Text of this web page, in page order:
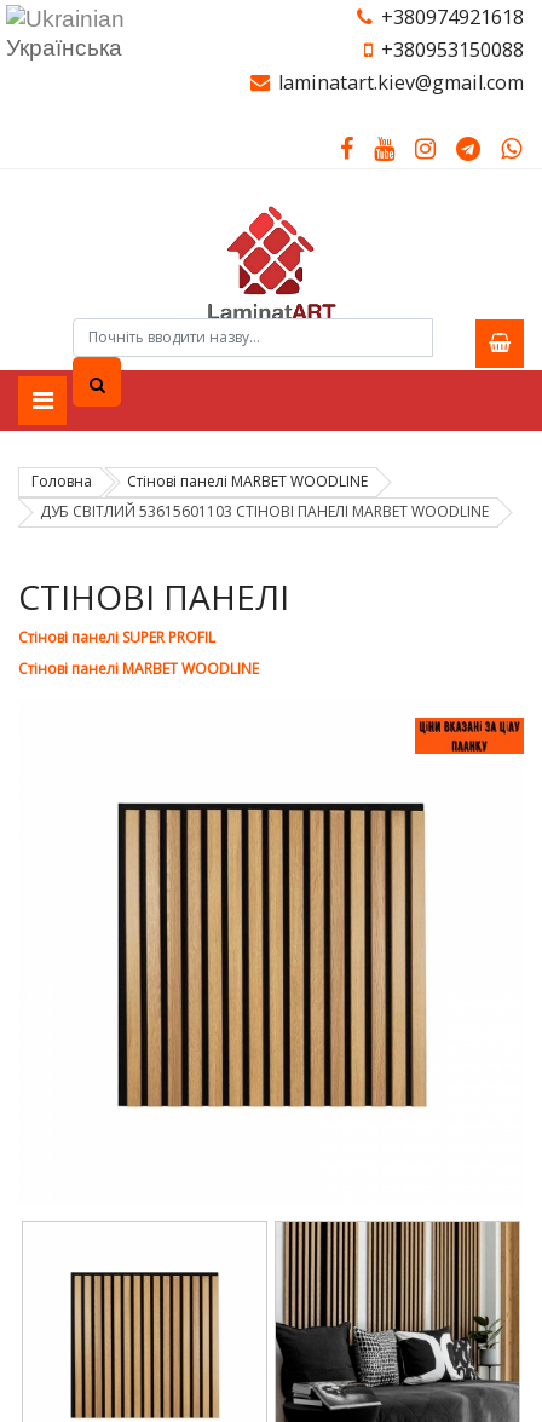
Українська
+380974921618
+380953150088
laminatart.kiev@gmail.com
Головна
Стінові панелі MARBET WOODLINE
ДУБ СВІТЛИЙ 53615601103 СТІНОВІ ПАНЕЛІ MARBET WOODLINE
СТІНОВІ ПАНЕЛІ
Стінові панелі SUPER PROFIL
Стінові панелі MARBET WOODLINE